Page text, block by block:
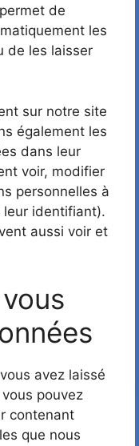
de
les
de les laisser
sur notre site
également les
dans leur
voir, modifier
personnelles à
leur identifiant).
aussi voir et
avez laissé
pouvez
contenant
que nous